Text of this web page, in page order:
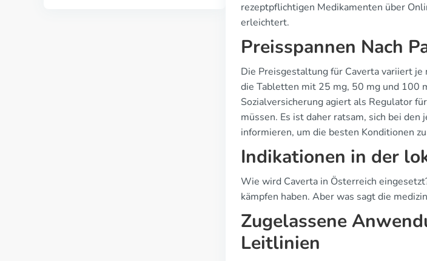
rezeptpflichtigen Medikamenten über
erleichtert.
Preisspannen Nach
Die Preisgestaltung für Caverta variiert
die Tabletten mit 25 mg, 50 mg und 100
Sozialversicherung agiert als Regulator
müssen. Es ist daher ratsam, sich bei
informieren, um die besten Konditionen
Indikationen in der
Wie wird Caverta in Österreich
kämpfen haben. Aber was sagt die
Zugelassene
Leitlinien